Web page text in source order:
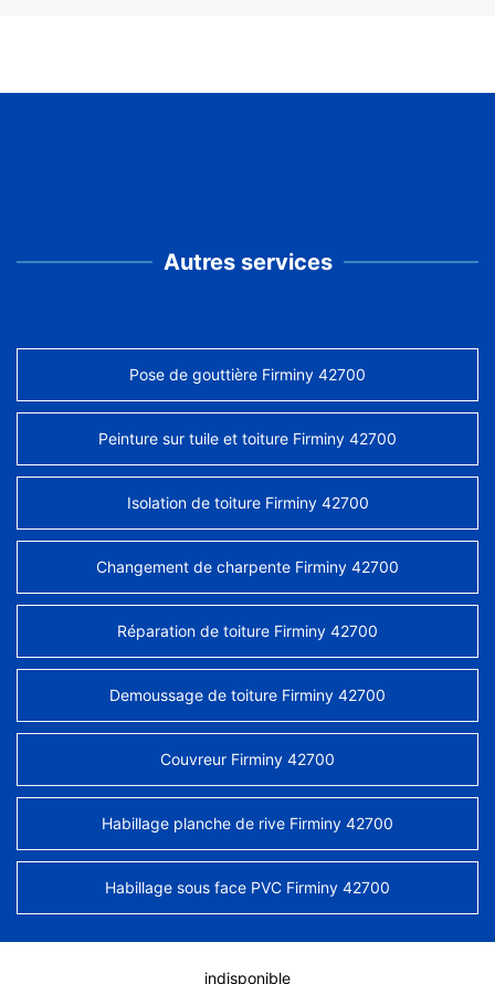
Autres services
Pose de gouttière Firminy 42700
Peinture sur tuile et toiture Firminy 42700
Isolation de toiture Firminy 42700
Changement de charpente Firminy 42700
Réparation de toiture Firminy 42700
Demoussage de toiture Firminy 42700
Couvreur Firminy 42700
Habillage planche de rive Firminy 42700
Habillage sous face PVC Firminy 42700
indisponible